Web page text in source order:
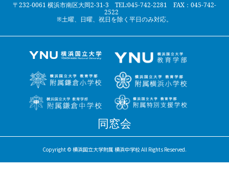
〒232-0061 横浜市南区大岡2-31-3 TEL:045-742-2281 FAX：045-742-
2522
※土曜、日曜、祝日を除く平日のみ対応。
同窓会
Copyright © 横浜国立大学附属 横浜中学校 All Rights Reserved.